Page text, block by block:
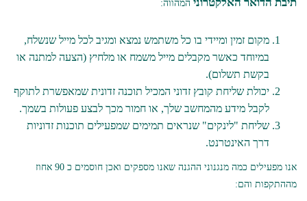
המהווה:
מקום זמין ומיידי בו כל משתמש נמצא ומגיב לכל מייל שנשלח,
במיוחד כאשר מקבלים מייל משמח או מלחיץ (הצעה למתנה או
בקשת תשלום).
יכולת שליחת קובץ זדוני המכיל תוכנה זדונית שמאפשרת לתוקף
לקבל מידע מהמחשב שלך, או חמור מכך לבצע פעולות בשמך.
שליחת "לינקים" שנראים תמימים שמפעילים תוכנות זדוניות
דרך האינטרנט.
אנו מפעילים כמה מנגנוני ההגנה שאנו מספקים ואכן חוסמים כ 90 אחוז
מההתקפות והם: